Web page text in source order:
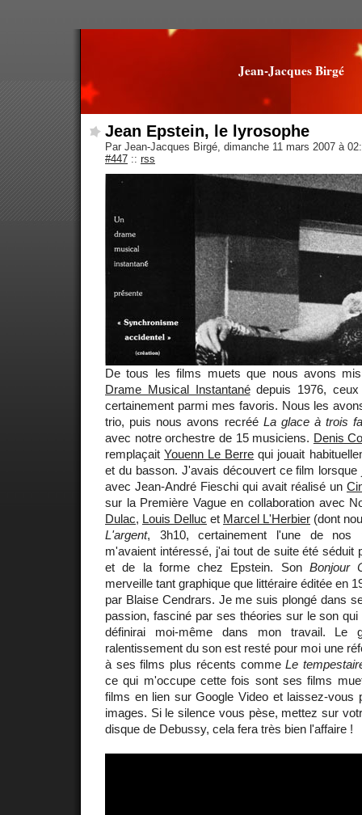
Jean-Jacques Birgé
Jean Epstein, le lyrosophe
Par Jean-Jacques Birgé, dimanche 11 mars 2007 à
#447 :: rss
De tous les films muets que nous avons
Drame Musical Instantanédepuis 1976,
certainement parmi mes favoris. Nous les
trio, puis nous avons recréé La glace à trois
avec notre orchestre de 15 musiciens. Denis
remplaçaitYouenn Le Berre qui jouait
et du basson. J'avais découvert ce film lorsque
avec Jean-André Fieschi qui avait réalisé un
sur la Première Vague en collaboration avec
Dulac, Louis Delluc et Marcel L'Herbier (dont
L'argent, 3h10, certainement l'une de nos
m'avaient intéressé, j'ai tout de suite été séduit
et de la forme chez Epstein. Son Bonjour
merveille tant graphique que littéraire éditée en
par Blaise Cendrars. Je me suis plongé dans
passion, fasciné par ses théories sur le son
définirai moi-même dans mon travail. Le
ralentissement du son est resté pour moi une
à ses films plus récents commeLe
ce qui m'occupe cette fois sont ses films
films en lien sur Google Video et laissez-vous
images. Si le silence vous pèse, mettez sur
disque de Debussy, cela fera très bien l'affaire !